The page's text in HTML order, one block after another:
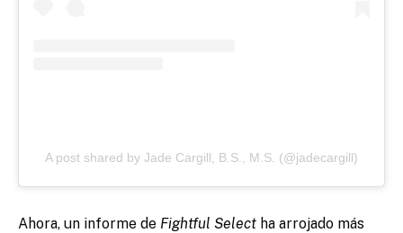
A post shared by Jade Cargill, B.S., M.S. (@jadecargill)
Ahora, un informe de Fightful Select ha arrojado más